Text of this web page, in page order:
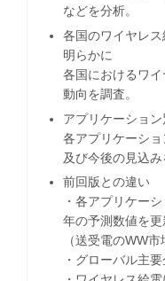
などを分析。
各国のワイヤレ
明らかに
各国におけるワ
動向を調査。
アプリケーショ
各アプリケーシ
及び今後の見込み
前回版との違い
・各アプリケー
年の予測数値を更
（送受電のWW
・グローバル主